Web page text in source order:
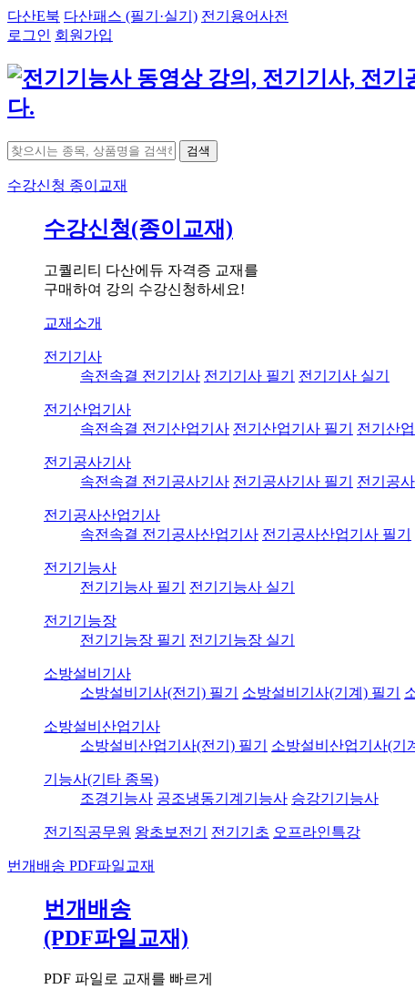
다산E북 다산패스 (필기·실기) 전기용어사전
로그인 회원가입
검색
수강신청 종이교재
수강신청(종이교재)
고퀄리티 다산에듀 자격증 교재를
구매하여 강의 수강신청하세요!
교재소개
전기기사
속전속결 전기기사 전기기사 필기 전기기사 실기
전기산업기사
속전속결 전기산업기사 전기산업기사 필기 전기산
전기공사기사
속전속결 전기공사기사 전기공사기사 필기 전기공
전기공사산업기사
속전속결 전기공사산업기사 전기공사산업기사 필기
전기기능사
전기기능사 필기
전기기능사 실기
전기기능장
전기기능장 필기
전기기능장 실기
소방설비기사
소방설비기사(전기) 필기
소방설비기사(기계) 필기
소방설비산업기사
소방설비산업기사(전기) 필기
소방설비산업기사(기
기능사(기타 종목)
조경기능사 공조냉동기계기능사 승강기기능사
전기직공무원 왕초보전기 전기기초 오프라인특강
번개배송 PDF파일교재
번개배송
(PDF파일교재)
PDF 파일로 교재를 빠르게